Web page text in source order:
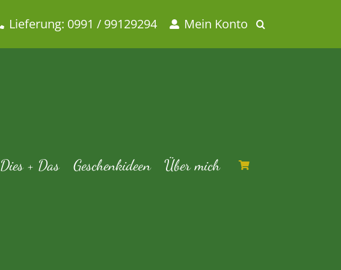
Lieferung: 0991 / 99129294 Mein Konto
Dies + Das Geschenkideen Über mich